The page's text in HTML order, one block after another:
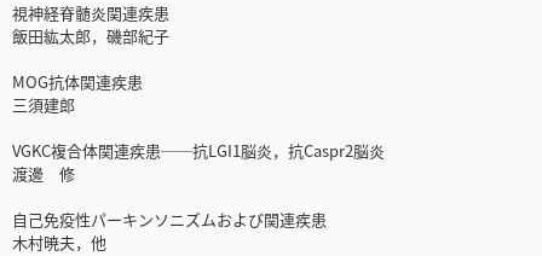
視神経脊髄炎関連疾患
飯田紘太郎，磯部紀子
MOG抗体関連疾患
三須建郎
VGKC複合体関連疾患──抗LGI1脳炎，抗Caspr2脳炎
渡邊 修
自己免疫性パーキンソニズムおよび関連疾患
木村暁夫，他